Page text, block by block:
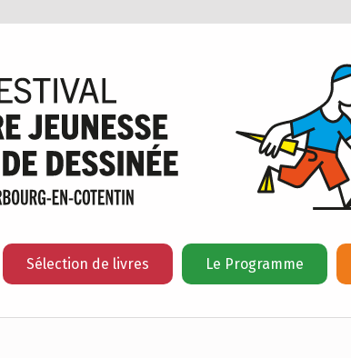
Sélection de livres Le Programme